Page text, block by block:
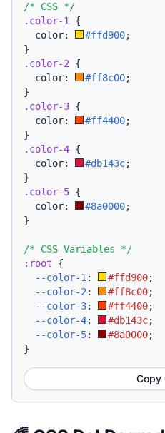
/* CSS */
.color-1
{
  color:
#ffd900;
}
.color-2 {
  color:
#ff8c00;
}
.color-3 {
  color:
#ff4400;
}
.color-4 {
  color:
#db143c;
}
.color-5 {
  color:
#8a0000;
}
/* CSS Variables */
:root {
--color-1 : #ffd900;
--color-2 : #ff8c00;
--color-3: #ff4400;
--color-4: #db143c;
--color-5: #8a0000;
}
Copy